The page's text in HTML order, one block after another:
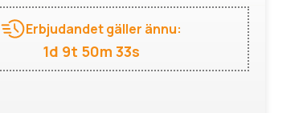
Erbjudandet gäller ännu:
1d 9t 50m 32s